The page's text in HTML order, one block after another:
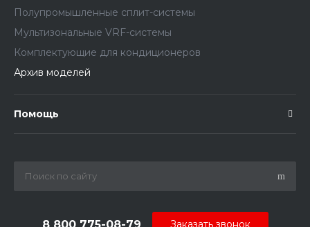
Полупромышленные сплит-системы
Мультизональные VRF-системы
Комплектующие для кондиционеров
Архив моделей
Помощь
Заказать звонок